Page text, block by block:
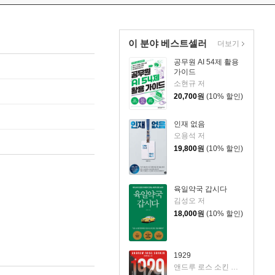
이 분야 베스트셀러
공무원 AI 54제 활용
가이드
소현규 저
20,700원 (10% 할인)
인재 없음
오용석 저
19,800원 (10% 할인)
육일약국 갑시다
김성오 저
18,000원 (10% 할인)
1929
앤드루 로스 소킨 저/조용빈 역/신현호 감수
더보기